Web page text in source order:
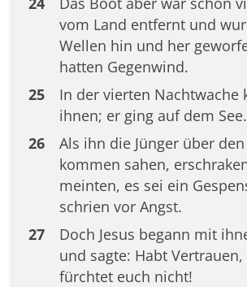
vom Land entfernt und
Wellen hin und her
hatten Gegenwind.
25
In der vierten Nachtwache
ihnen; er ging auf dem See.
26
Als ihn die Jünger über den
kommen sahen,
meinten, es sei ein
schrien vor Angst.
27
Doch Jesus begann mit
und sagte: Habt
fürchtet euch nicht!